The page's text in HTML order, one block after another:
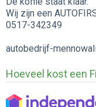
Wij zijn een
0517-342349
autobedrijf-
Hoeveel kost een